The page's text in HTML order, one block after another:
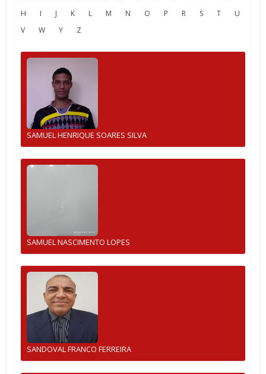
H
I J K L M N O P R S T
U
V
W Y Z
SAMUEL HENRIQUE SOARES SILVA
SAMUEL NASCIMENTO LOPES
SANDOVAL FRANCO FERREIRA